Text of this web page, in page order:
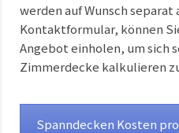
werden auf Wunsch
Kontaktformular, können
Angebot einholen, um sich
Zimmerdecke kalkulieren
Spanndecken Kosten